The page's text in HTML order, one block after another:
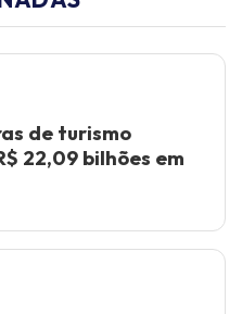
de turismo
22,09 bilhões em